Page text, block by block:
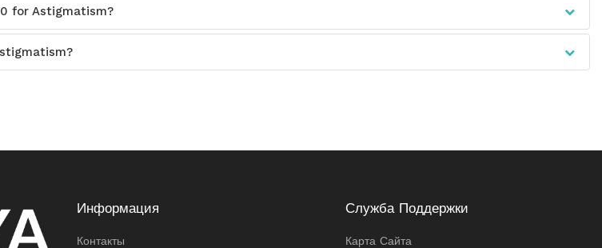
for Astigmatism?
Информация
Контакты
Служба Поддержки
Карта Сайта